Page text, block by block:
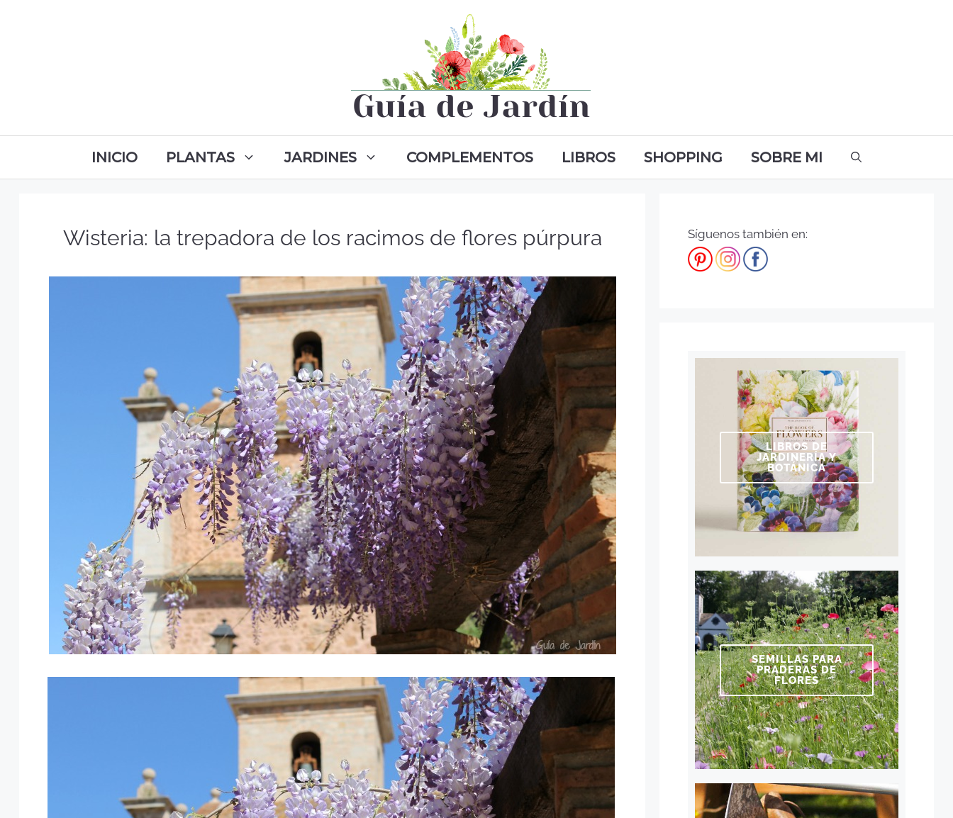
INICIO PLANTAS JARDINES COMPLEMENTOS LIBROS SHOPPING SOBRE MI
Wisteria: la trepadora de los racimos de flores púrpura Síguenos también en:
LIBROS DE
JARDINERÍA Y
BOTÁNICA
SEMILLAS PARA
PRADERAS DE
FLORES